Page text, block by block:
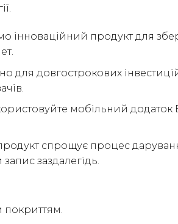
інноваційний продукт для
для довгострокових
мобільний додаток
спрощує процес
заздалегідь.
покриттям.